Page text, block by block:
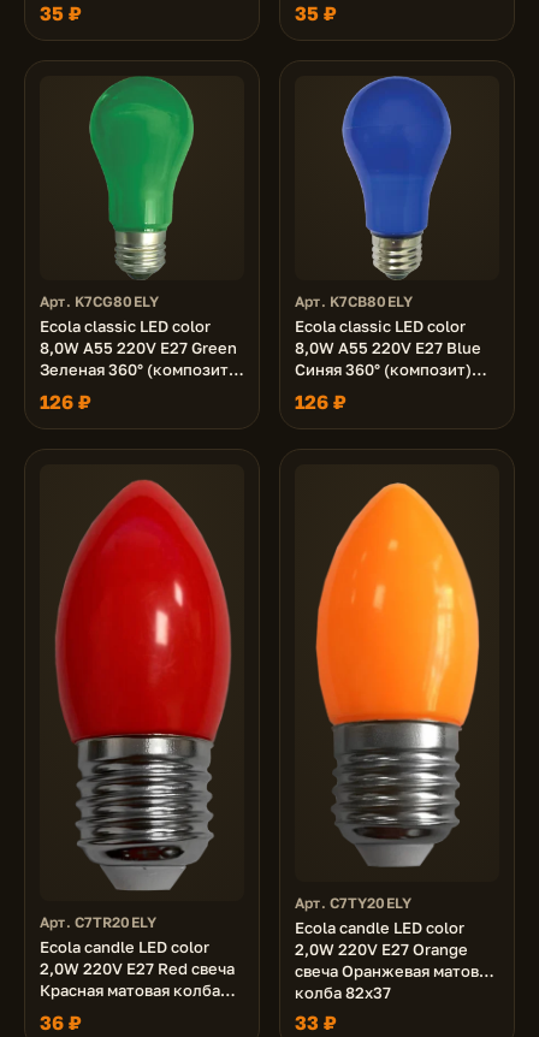
35 ₽ 35 ₽
Арт. K7CG80ELY
Ecola classic LED color
8,0W A55 220V E27 Green
Зеленая 360° (композит)
108x55
126 ₽
Арт. K7CB80ELY
Ecola classic LED color
8,0W A55 220V E27 Blue
Синяя 360° (композит)
108x55
126 ₽
Арт. C7TR20ELY
Ecola candle LED color
2,0W 220V E27 Red свеча
Красная матовая колба
82x37
36 ₽
Арт. C7TY20ELY
Ecola candle LED color
2,0W 220V E27 Orange
свеча Оранжевая матовая
колба 82x37
33 ₽